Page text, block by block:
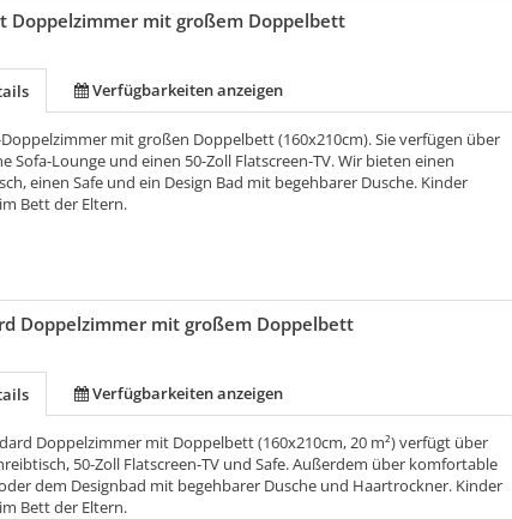
Doppelzimmer mit großem Doppelbett
Verfügbarkeiten anzeigen
mit großen Doppelbett (160x210cm). Sie verfügen über
Sofa-Lounge und einen 50-Zoll Flatscreen-TV. Wir bieten einen
einen Safe und ein Design Bad mit begehbarer Dusche. Kinder
Bett der Eltern.
Doppelzimmer mit großem Doppelbett
Verfügbarkeiten anzeigen
Doppelzimmer mit Doppelbett (160x210cm, 20 m²) verfügt über
50-Zoll Flatscreen-TV und Safe. Außerdem über komfortable
dem Designbad mit begehbarer Dusche und Haartrockner. Kinder
Bett der Eltern.